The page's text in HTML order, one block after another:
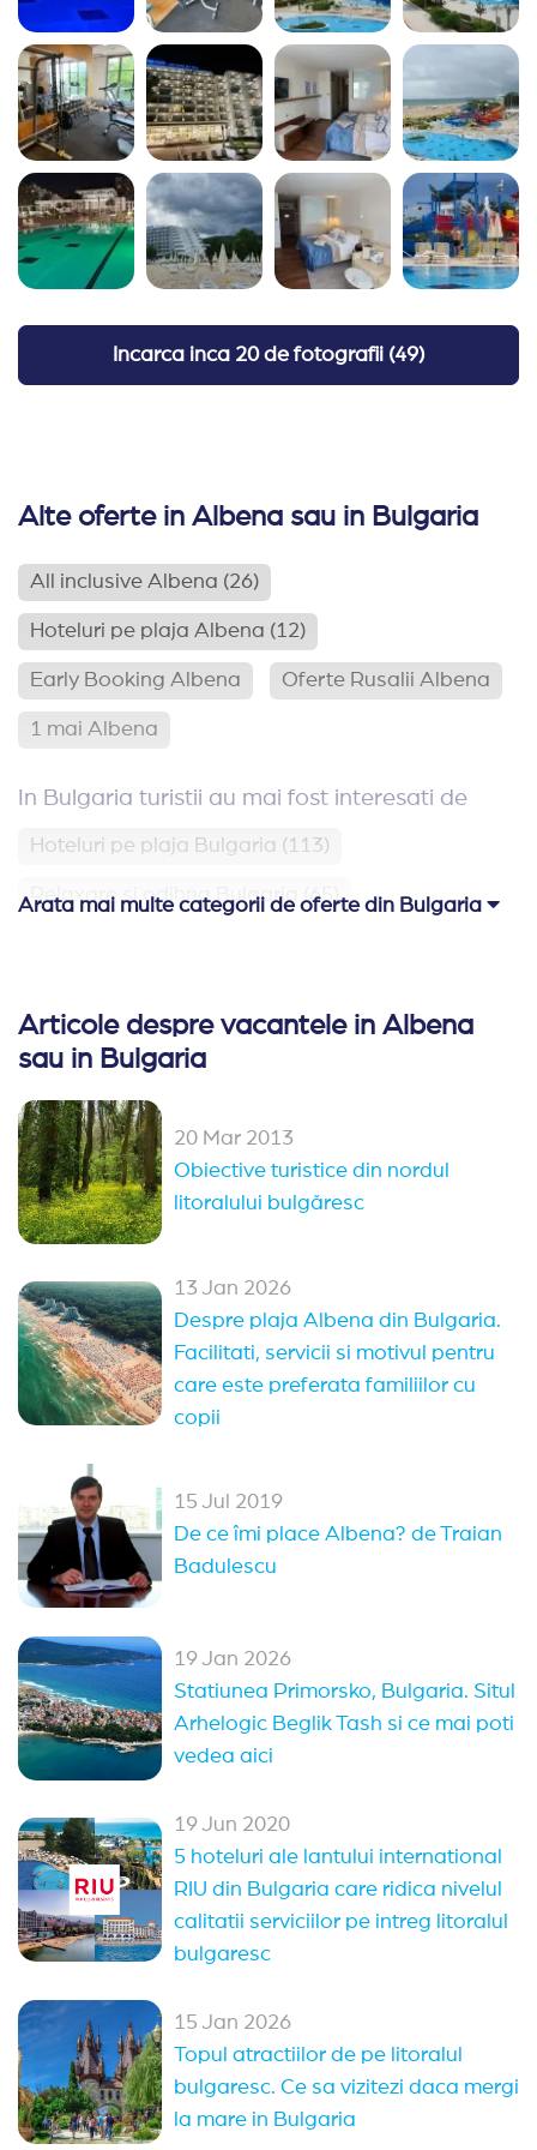
Incarca inca 20 de fotografii (49)
Alte oferte in Albena sau in Bulgaria
All inclusive Albena (26)
Hoteluri pe plaja Albena (12)
Early Booking Albena Oferte Rusalii Albena
1 mai Albena
In Bulgaria turistii au mai fost interesati de
Hoteluri pe plaja Bulgaria (113)
Relaxare si odihna Bulgaria (65)
Ultra All Inclusive Bulgaria
Oferte 1 mai Kranevo Paste Bulgaria
All Inclusive Bulgaria
Sozopol Kranevo
Obzor Elenite Nessebar Arkutino
Sveti Vlas
Pomorie (4) Sunny Day
Arata mai multe categorii de oferte din Bulgaria
Articole despre vacantele in Albena
sau in Bulgaria
20 Mar 2013
Obiective turistice din nordul
litoralului bulgăresc
13 Jan 2026
Despre plaja Albena din Bulgaria.
Facilitati, servicii si motivul pentru
care este preferata familiilor cu
copii
15 Jul 2019
De ce îmi place Albena? de Traian
Badulescu
19 Jan 2026
Statiunea Primorsko, Bulgaria. Situl
Arhelogic Beglik Tash si ce mai poti
vedea aici
19 Jun 2020
5 hoteluri ale lantului international
RIU din Bulgaria care ridica nivelul
calitatii serviciilor pe intreg litoralul
bulgaresc
15 Jan 2026
Topul atractiilor de pe litoralul
bulgaresc. Ce sa vizitezi daca mergi
la mare in Bulgaria